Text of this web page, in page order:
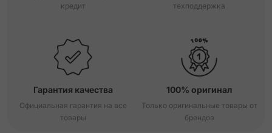
кредит
техподдержка
Гарантия качества
Официальная гарантия на все
товары
100% оригинал
Только оригинальные товары от
брендов